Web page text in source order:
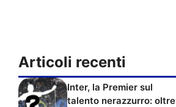
Articoli recenti
Inter, la Premier sul
talento nerazzurro: oltre